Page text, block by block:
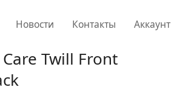
Новости Контакты Аккаунт
Twill Front